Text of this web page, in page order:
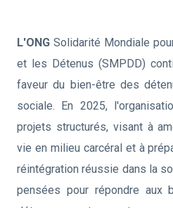
L'ONG Solidarité Mondiale
et les Détenus (SMPDD)
faveur du bien-être des
sociale. En 2025,
projets structurés, visant à
vie en milieu carcéral et à
réintégration réussie dans la
pensées pour répondre aux